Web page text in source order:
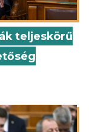
teljeskörű